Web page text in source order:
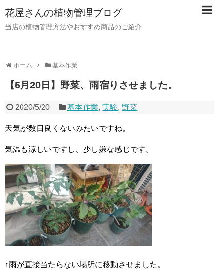
花屋さんの植物管理ブログ
当店の植物管理方法やおすすめ商品のご紹介
ホーム 基本作業
【5月20日】野菜、雨宿りさせました。
2020/5/20 基本作業,実験, 野菜
天気が数日良くないみたいですね。
気温も涼しいですし、少し嫌な感じです。
↑雨が直接当たらない場所に移動させました。